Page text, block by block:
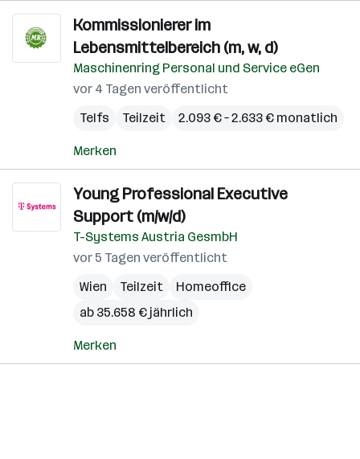
Kommissionierer im
Lebensmittelbereich (m, w, d)
Maschinenring Personal und Service eGen
vor 4 Tagen veröffentlicht
Telfs
Teilzeit 2.093 € – 2.633 € monatlich
Merken
Young Professional Executive
Support (m/w/d)
T-Systems Austria GesmbH
vor 5 Tagen veröffentlicht
Wien
Teilzeit
Homeoffice
ab 35.658 € jährlich
Merken